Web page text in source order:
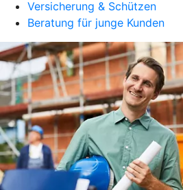
Versicherung & Schützen
Beratung für junge Kunden